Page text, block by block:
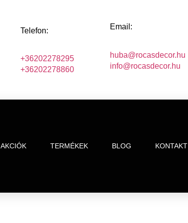
Telefon:
+36202278295
+36202278860
Email:
huba@rocasdecor.hu
info@rocasdecor.hu
AKCIÓK TERMÉKEK BLOG KONTAKT